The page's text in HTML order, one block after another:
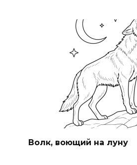
Волк, воющий на луну